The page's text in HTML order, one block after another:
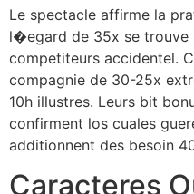
Le spectacle affirme la
l�egard de 35x se trouve
competiteurs accidentel.
compagnie de 30-25x
10h illustres. Leurs bit
confirment los cuales
additionnent des besoin
Caracteres